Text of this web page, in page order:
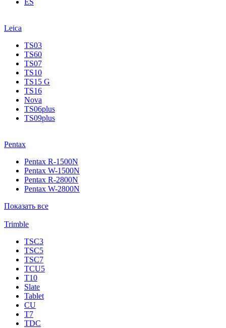
Leica
TS03
TS60
TS07
TS10
TS15 G
TS16
Nova
TS06plus
TS09plus
Pentax
Pentax R-1500N
Pentax W-1500N
Pentax R-2800N
Pentax W-2800N
Показать все
Trimble
TSC3
TSC5
TSC7
TCU5
T10
Slate
Tablet
CU
T7
TDC